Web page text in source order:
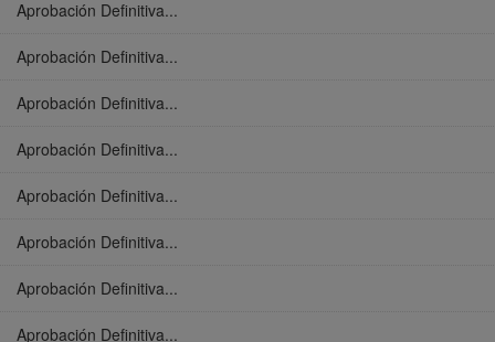
Aprobación Definitiva...
Aprobación Definitiva...
Aprobación Definitiva...
Aprobación Definitiva...
Aprobación Definitiva...
Aprobación Definitiva...
Aprobación Definitiva...
Aprobación Definitiva...